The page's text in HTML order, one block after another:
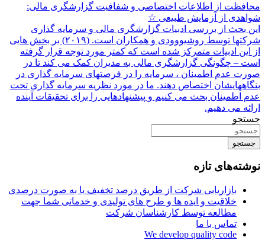
محافظت از اطلاعات اختصاصی و شفافیت گزارشگری مالی:
شواهدی از آزمایش طبیعی ☆
این بحث از بررسی ادبیات گزارشگری مالی و سرمایه گذاری
شرکتها توسط روشیووودی و همکاران است. (۲۰۱۹) بر بخش هایی
از این ادبیات متمرکز شده است که کمتر مورد توجه قرار گرفته
است – چگونگی گزارشگری مالی به مدیران کمک می کند تا در
صورت عدم اطمینان ، سرمایه را در فرصتهای سرمایه گذاری در
بنگاههایشان اختصاص دهند. ما در مورد نظریه سرمایه گذاری تحت
عدم اطمینان بحث می کنیم و پیشنهادهایی را برای تحقیقات آینده
ارائه می دهیم.
جستجو
جستجو
نوشته‌های تازه
بازاریابی شرکت از طریق درصد تخفیف یا به صورت درصدی
خلاقیت و ایده ها و طرح های تولیدی و خدماتی شما جهت
مطالعه توسط کارشناسان شرکت
تماس با ما
We develop quality code